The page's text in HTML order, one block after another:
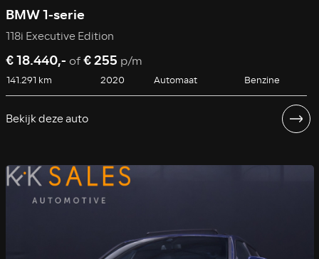
BMW 1-serie
118i Executive Edition
€ 18.440,- of€ 255 p/m
141.291 km 2020 Automaat Benzine
Bekijk deze auto